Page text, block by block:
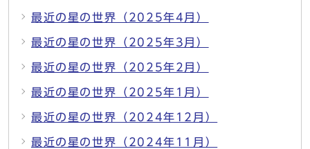
最近の星の世界（2025年4月）
最近の星の世界（2025年3月）
最近の星の世界（2025年2月）
最近の星の世界（2025年1月）
最近の星の世界（2024年12月）
最近の星の世界（2024年11月）